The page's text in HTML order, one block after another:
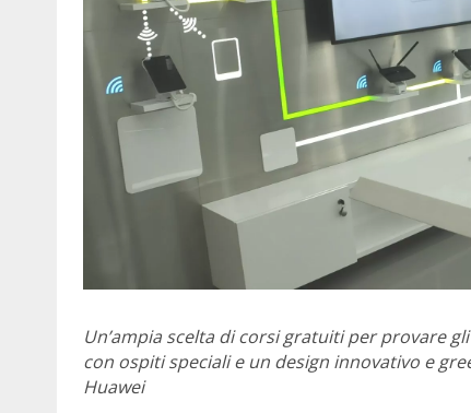
Un’ampia scelta di corsi gratuiti per provare
con ospiti speciali e un design innovativo e
Huawei